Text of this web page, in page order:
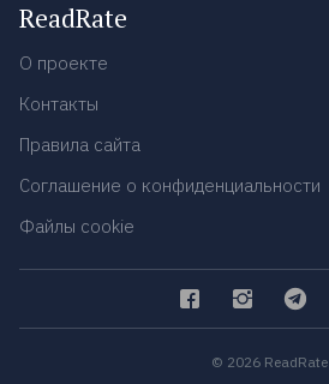
ReadRate
О проекте
Контакты
Правила сайта
Соглашение о конфиденциальности
Файлы cookie
© 2026 ReadRate